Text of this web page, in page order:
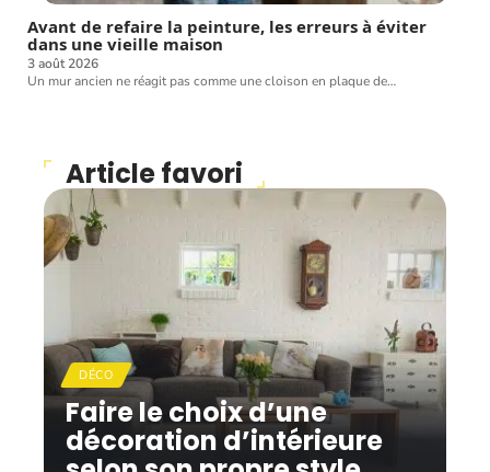
Avant de refaire la peinture, les erreurs à éviter
dans une vieille maison
3 août 2026
Un mur ancien ne réagit pas comme une cloison en plaque de…
Article favori
DÉCO
Faire le choix d’une
décoration d’intérieure